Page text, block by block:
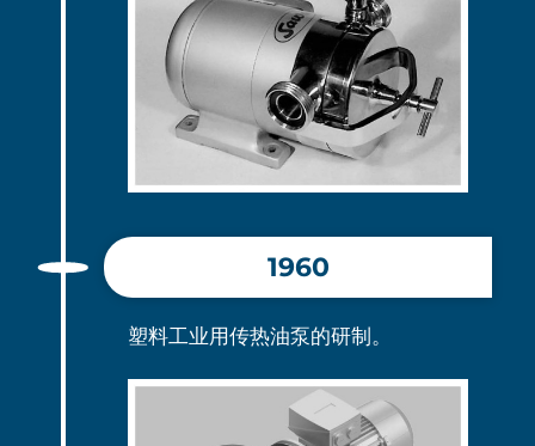
1960
塑料工业用传热油泵的研制。